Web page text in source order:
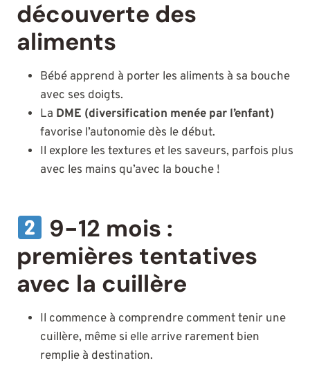
découverte des
aliments
Bébé apprend à porter les aliments à sa bouche
avec ses doigts.
La DME (diversification menée par l’enfant)
favorise l’autonomie dès le début.
Il explore les textures et les saveurs, parfois plus
avec les mains qu’avec la bouche !
9-12 mois :
premières tentatives
avec la cuillère
Il commence à comprendre comment tenir une
cuillère, même si elle arrive rarement bien
remplie à destination.